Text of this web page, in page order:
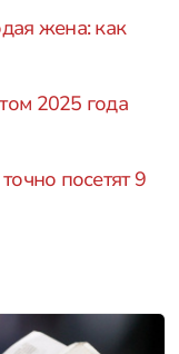
жена: как
2025 года
посетят 9